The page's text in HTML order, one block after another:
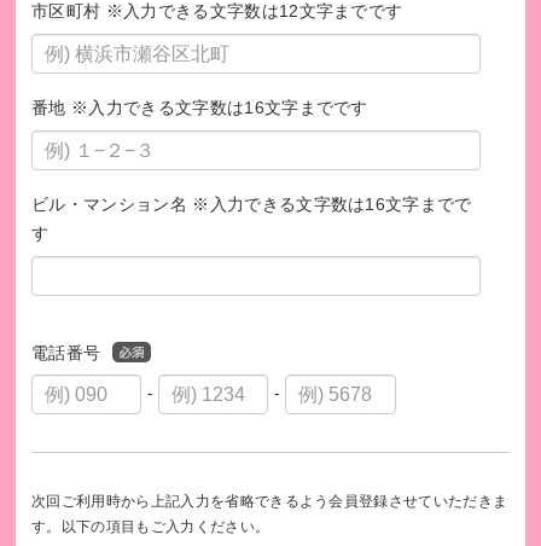
市区町村 ※入力できる文字数は12文字までです
番地 ※入力できる文字数は16文字までです
ビル・マンション名 ※入力できる文字数は16文字までで
す
電話番号
- -
次回ご利用時から上記入力を省略できるよう会員登録させていただきま
す。以下の項目もご入力ください。